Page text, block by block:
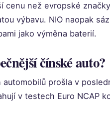
cenu než evropské
výbavu. NIO naopak
jako výměna baterií.
čínské auto?
prošla v
v testech Euro NCAP